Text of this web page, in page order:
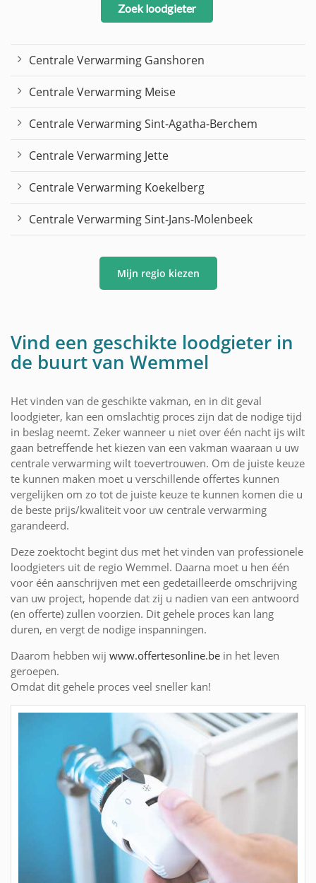
Zoek loodgieter
Centrale Verwarming Ganshoren
Centrale Verwarming Meise
Centrale Verwarming Sint-Agatha-Berchem
Centrale Verwarming Jette
Centrale Verwarming Koekelberg
Centrale Verwarming Sint-Jans-Molenbeek
Mijn regio kiezen
Vind een geschikte loodgieter in
de buurt van Wemmel
Het vinden van de geschikte vakman, en in dit geval
loodgieter, kan een omslachtig proces zijn dat de nodige tijd
in beslag neemt. Zeker wanneer u niet over één nacht ijs wilt
gaan betreffende het kiezen van een vakman waaraan u uw
centrale verwarming wilt toevertrouwen. Om de juiste keuze
te kunnen maken moet u verschillende offertes kunnen
vergelijken om zo tot de juiste keuze te kunnen komen die u
de beste prijs/kwaliteit voor uw centrale verwarming
garandeerd.
Deze zoektocht begint dus met het vinden van professionele
loodgieters uit de regio Wemmel. Daarna moet u hen één
voor één aanschrijven met een gedetailleerde omschrijving
van uw project, hopende dat zij u nadien van een antwoord
(en offerte) zullen voorzien. Dit gehele proces kan lang
duren, en vergt de nodige inspanningen.
Daarom hebben wij www.offertesonline.be in het leven
geroepen.
Omdat dit gehele proces veel sneller kan!